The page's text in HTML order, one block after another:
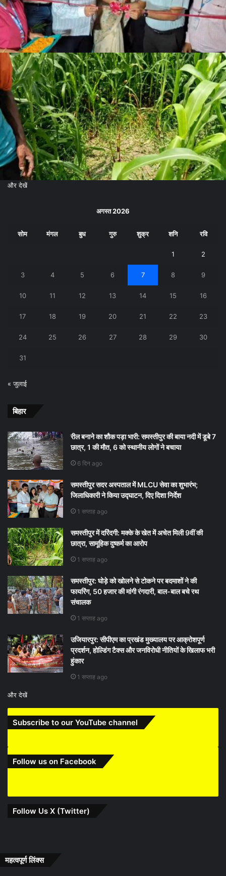
और देखें
अगस्त 2026
सोम मंगल बुध गुरु शुक्र शनि रवि
1 2
3 4 5 6 7 8 9
10 11 12 13 14 15 16
17 18 19 20 21 22 23
24 25 26 27 28 29 30
31
« जुलाई
बिहार
रील बनाने का शौक पड़ा भारी: समस्तीपुर की बाया नदी में डूबे 7
छात्र, 1 की मौत, 6 को स्थानीय लोगों ने बचाया
6 दिन ago
समस्तीपुर सदर अस्पताल में MLCU सेवा का शुभारंभ;
जिलाधिकारी ने किया उद्घाटन, दिए दिशा निर्देश
1 सप्ताह ago
समस्तीपुर में दरिंदगी: मक्के के खेत में अचेत मिली 9वीं की
छात्रा, सामूहिक दुष्कर्म का आरोप
1 सप्ताह ago
समस्तीपुर: घोड़े को खोलने से टोकने पर बदमाशों ने की
फायरिंग, 50 हजार की मांगी रंगदारी, बाल-बाल बचे रथ
संचालक
1 सप्ताह ago
उजियारपुर: सीपीएम का प्रखंड मुख्यालय पर आक्रोशपूर्ण
प्रदर्शन, होल्डिंग टैक्स और जनविरोधी नीतियों के खिलाफ भरी
हुंकार
1 सप्ताह ago
और देखें
Subscribe to our YouTube channel
Follow us on Facebook
Follow Us X (Twitter)
महत्वपूर्ण लिंक्स